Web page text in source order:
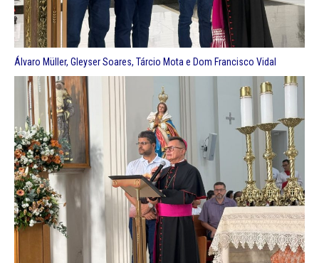
Álvaro Müller, Gleyser Soares, Tárcio Mota e Dom Francisco Vidal